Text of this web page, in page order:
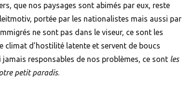
que nos paysages sont abimés par eux, reste
portée par les nationalistes mais aussi par
ne sont pas dans le viseur, ce sont les
climat d’hostilité latente et servent de boucs
responsables de nos problèmes, ce sont les
petit paradis.